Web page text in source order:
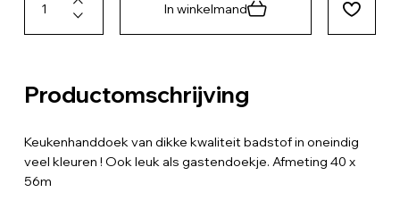
In winkelmand
Productomschrijving
Keukenhanddoek van dikke kwaliteit badstof in oneindig
veel kleuren ! Ook leuk als gastendoekje. Afmeting 40 x
56m